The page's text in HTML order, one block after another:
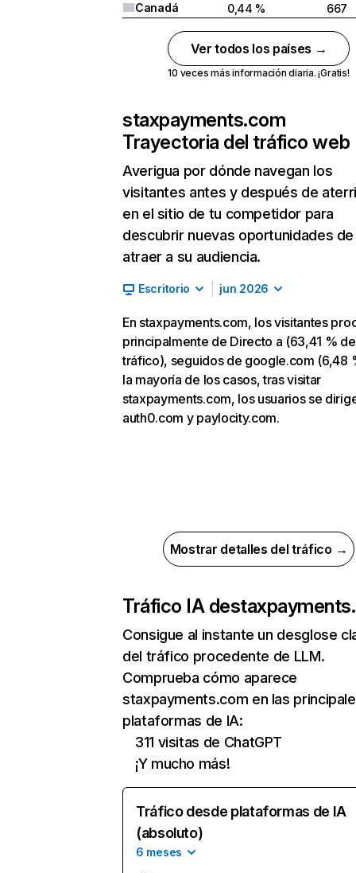
Canadá
0,44 % 667
Ver todos los países →
10 veces más información diaria. ¡Gratis!
staxpayments.com
Trayectoria del tráfico web
Averigua por dónde navegan los
visitantes antes y después de
en el sitio de tu competidor para
descubrir nuevas oportunidades de
atraer a su audiencia.
Escritorio jun 2026
En staxpayments.com, los visitantes
principalmente de Directo a (63,41 % de
tráfico), seguidos de google.com (6,48
la mayoría de los casos, tras visitar
staxpayments.com, los usuarios se
auth0.com y paylocity.com.
Mostrar detalles del tráfico →
Tráfico IA de
Consigue al instante un desglose
del tráfico procedente de LLM.
Comprueba cómo aparece
staxpayments.com en las
plataformas de IA:
311 visitas de ChatGPT
¡Y mucho más!
Tráfico desde plataformas de IA
(absoluto)
6 meses